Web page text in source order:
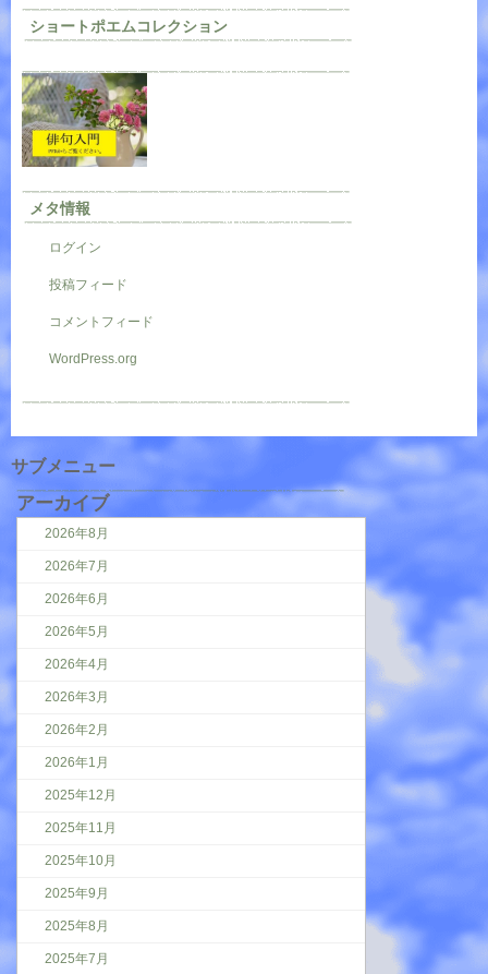
ショートポエムコレクション
メタ情報
ログイン
投稿フィード
コメントフィード
WordPress.org
サブメニュー
アーカイブ
2026年8月
2026年7月
2026年6月
2026年5月
2026年4月
2026年3月
2026年2月
2026年1月
2025年12月
2025年11月
2025年10月
2025年9月
2025年8月
2025年7月